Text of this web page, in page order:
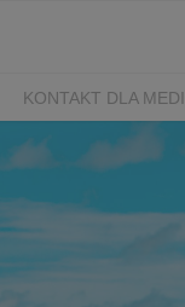
KONTAKT DLA